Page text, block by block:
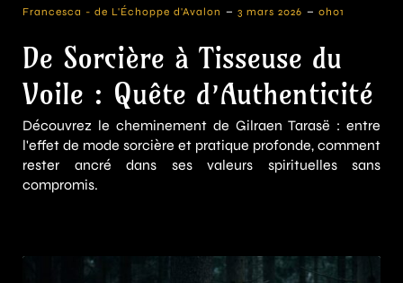
Francesca - de L'Échoppe d'Avalon - 3 mars 2026 - 0h01
De Sorcière à Tisseuse du
Voile : Quête d’Authenticité
Découvrez le cheminement de Gilraen Tarasë : entre
l'effet de mode sorcière et pratique profonde, comment
rester ancré dans ses valeurs spirituelles sans
compromis.